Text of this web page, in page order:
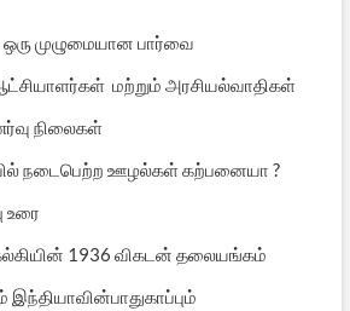
முழுமையான பார்வை
மற்றும் அரசியல்வாதிகள்
நிலைகள்
நடைபெற்ற ஊழல்கள் கற்பனையா ?
உரை
1936 விகடன் தலையங்கம்